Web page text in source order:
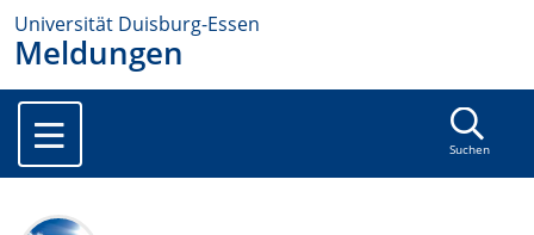
Universität Duisburg-Essen
Meldungen
Suchen